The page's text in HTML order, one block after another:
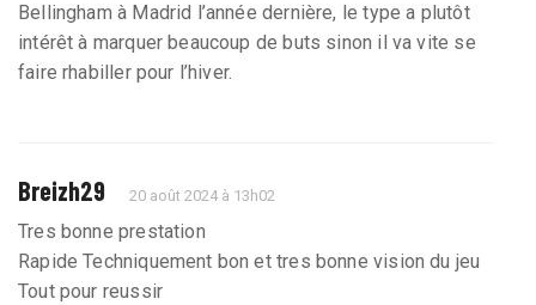
Bellingham à Madrid l’année dernière, le type a plutôt
intérêt à marquer beaucoup de buts sinon il va vite se
faire rhabiller pour l’hiver.
Breizh29 20 août 2024 à 13h02
Tres bonne prestation
Rapide Techniquement bon et tres bonne vision du jeu
Tout pour reussir